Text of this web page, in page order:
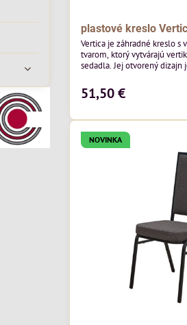
plastové kreslo
Vertica je záhradné kreslo s
tvarom, ktorý vytvárajú
sedadla. Jej otvorený dizajn
vzdušný vzhľad a robí z
moderných vonkajších
pozornosť svojimi detailmi
priestoru. Bude vyzerať
jedálenských priestoroch,
v...
51,50 €
NOVINKA